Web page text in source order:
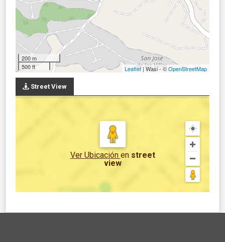
200 m
500 ft
Leaflet| Wasi - ©OpenStreetMap
Street View
Ver Ubicación en street
view